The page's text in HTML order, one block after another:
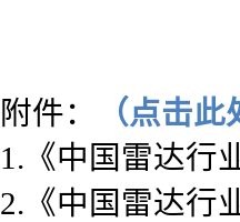
附件： （点击
1.《中国雷达行
2.《中国雷达行